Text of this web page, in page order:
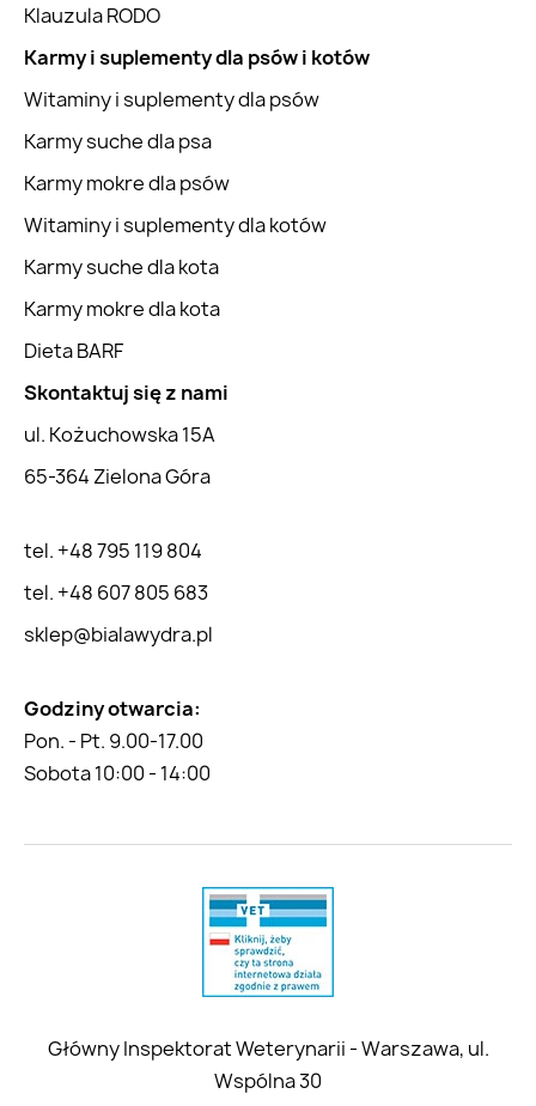
Klauzula RODO
Karmy i suplementy dla psów i kotów
Witaminy i suplementy dla psów
Karmy suche dla psa
Karmy mokre dla psów
Witaminy i suplementy dla kotów
Karmy suche dla kota
Karmy mokre dla kota
Dieta BARF
Skontaktuj się z nami
ul. Kożuchowska 15A
65-364 Zielona Góra
tel. +48 795 119 804
tel. +48 607 805 683
sklep@bialawydra.pl
Godziny otwarcia:
Pon. - Pt. 9.00-17.00
Sobota 10:00 - 14:00
Główny Inspektorat Weterynarii - Warszawa, ul.
Wspólna 30